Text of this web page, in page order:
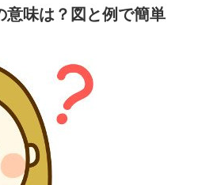
意味は？図と例で簡単